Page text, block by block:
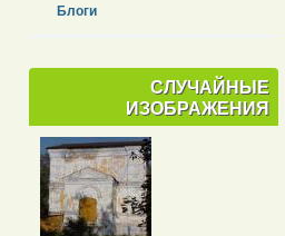
Блоги
СЛУЧАЙНЫЕ
ИЗОБРАЖЕНИЯ